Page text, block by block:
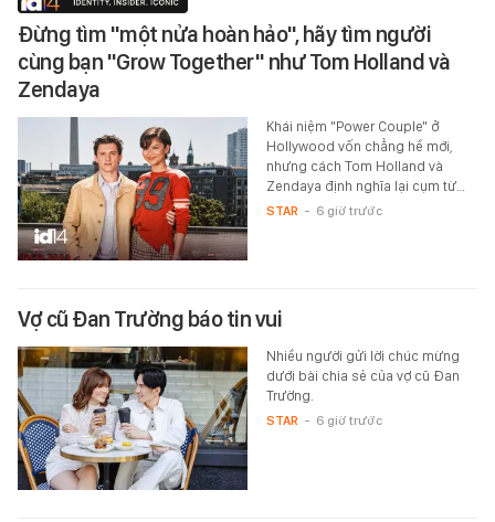
Đừng tìm "một nửa hoàn hảo", hãy tìm người
cùng bạn "Grow Together" như Tom Holland và
Zendaya
Khái niệm "Power Couple" ở
Hollywood vốn chẳng hề mới,
nhưng cách Tom Holland và
Zendaya định nghĩa lại cụm từ…
STAR - 6 giờ trước
Vợ cũ Đan Trường báo tin vui
Nhiều người gửi lời chúc mừng
dưới bài chia sẻ của vợ cũ Đan
Trường.
STAR - 6 giờ trước